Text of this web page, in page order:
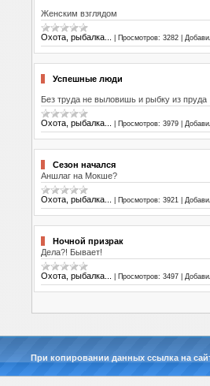
Женским взглядом
Охота, рыбалка... Просмотров: 3282
Успешные люди
Без труда не выловишь и рыбку из пруда
Охота, рыбалка... Просмотров: 3979
Сезон начался
Аншлаг на Мокше?
Охота, рыбалка... Просмотров: 3921
Ночной призрак
Дела?! Бывает!
Охота, рыбалка... Просмотров: 3497
При копировании данных ссылка на